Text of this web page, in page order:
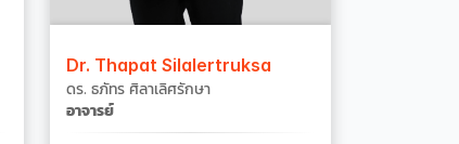
Dr. Thapat Silalertruksa
ดร. ธภัทร ศิลาเลิศรักษา
อาจารย์